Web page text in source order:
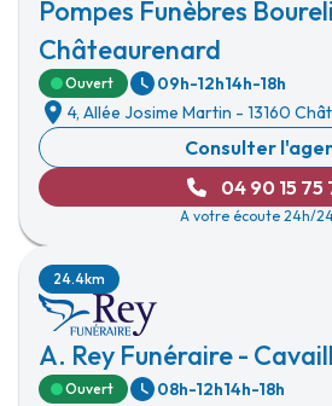
Pompes Funèbres
Châteaurenard
Ouvert 09h-12h14h-18h
4, Allée Josime Martin - 13160
Consulter
04 90 15 75
A votre écoute 24h/
A. Rey Funéraire -
24.4km
Ouvert 08h-12h14h-18h